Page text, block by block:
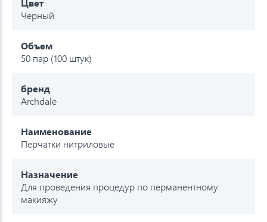
Черный
Объем
50 пар (100 штук)
бренд
Archdale
Наименование
Перчатки нитриловые
Назначение
Для проведения процедур по перманентному
макияжу